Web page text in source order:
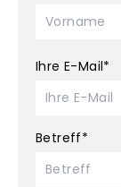
Ihre E-Mail*
Betreff*